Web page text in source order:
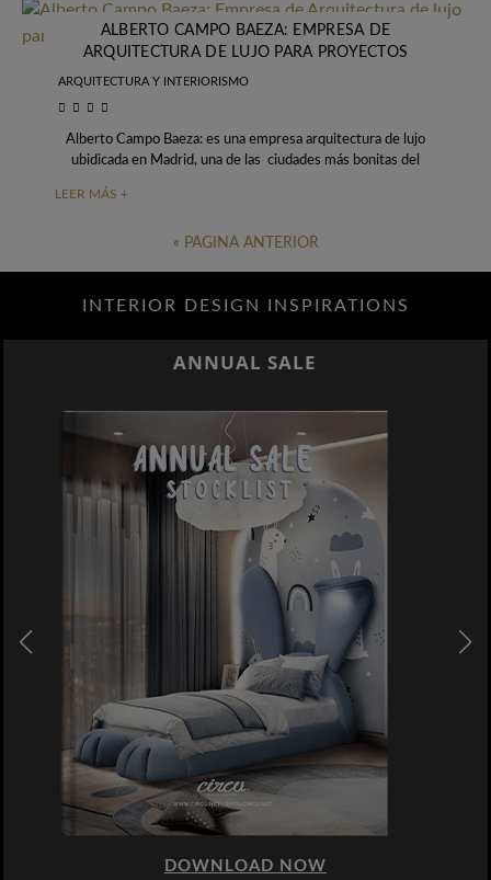
ALBERTO CAMPO BAEZA: EMPRESA DE
ARQUITECTURA DE LUJO PARA PROYECTOS
ARQUITECTURA Y INTERIORISMO
Alberto Campo Baeza: es una empresa arquitectura de lujo
ubidicada en Madrid, una de las ciudades más bonitas del
LEER MÁS +
« PAGINA ANTERIOR
INTERIOR DESIGN INSPIRATIONS
ANNUAL SALE
DOWNLOAD NOW